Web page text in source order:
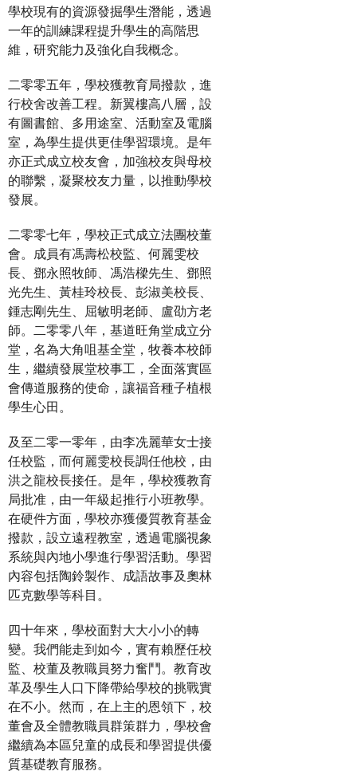
學校現有的資源發掘學生潛能，透過
一年的訓練課程提升學生的高階思
維，研究能力及強化自我概念。
二零零五年，學校獲教育局撥款，進
行校舍改善工程。新翼樓高八層，設
有圖書館、多用途室、活動室及電腦
室，為學生提供更佳學習環境。是年
亦正式成立校友會，加強校友與母校
的聯繫，凝聚校友力量，以推動學校
發展。
二零零七年，學校正式成立法團校董
會。成員有馮壽松校監、何麗雯校
長、鄧永照牧師、馮浩樑先生、鄧照
光先生、黃桂玲校長、彭淑美校長、
鍾志剛先生、屈敏明老師、盧劭方老
師。二零零八年，基道旺角堂成立分
堂，名為大角咀基全堂，牧養本校師
生，繼續發展堂校事工，全面落實區
會傳道服務的使命，讓福音種子植根
學生心田。
及至二零一零年，由李冼麗華女士接
任校監，而何麗雯校長調任他校，由
洪之龍校長接任。是年，學校獲教育
局批准，由一年級起推行小班教學。
在硬件方面，學校亦獲優質教育基金
撥款，設立遠程教室，透過電腦視象
系統與內地小學進行學習活動。學習
內容包括陶鈴製作、成語故事及奧林
匹克數學等科目。
四十年來，學校面對大大小小的轉
變。我們能走到如今，實有賴歷任校
監、校董及教職員努力奮鬥。教育改
革及學生人口下降帶給學校的挑戰實
在不小。然而，在上主的恩領下，校
董會及全體教職員群策群力，學校會
繼續為本區兒童的成長和學習提供優
質基礎教育服務。